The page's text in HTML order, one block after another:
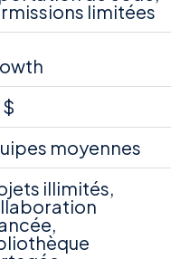
limitées
moyennes
illimités,